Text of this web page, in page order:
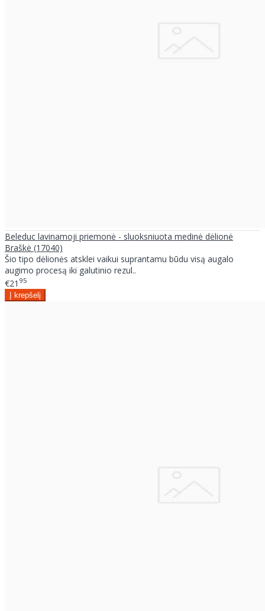
Beleduc lavinamoji priemonė - sluoksniuota medinė dėlionė
Braškė (17040)
Šio tipo dėlionės atsklei vaikui suprantamu būdu visą augalo
augimo procesą iki galutinio rezul..
€21 95